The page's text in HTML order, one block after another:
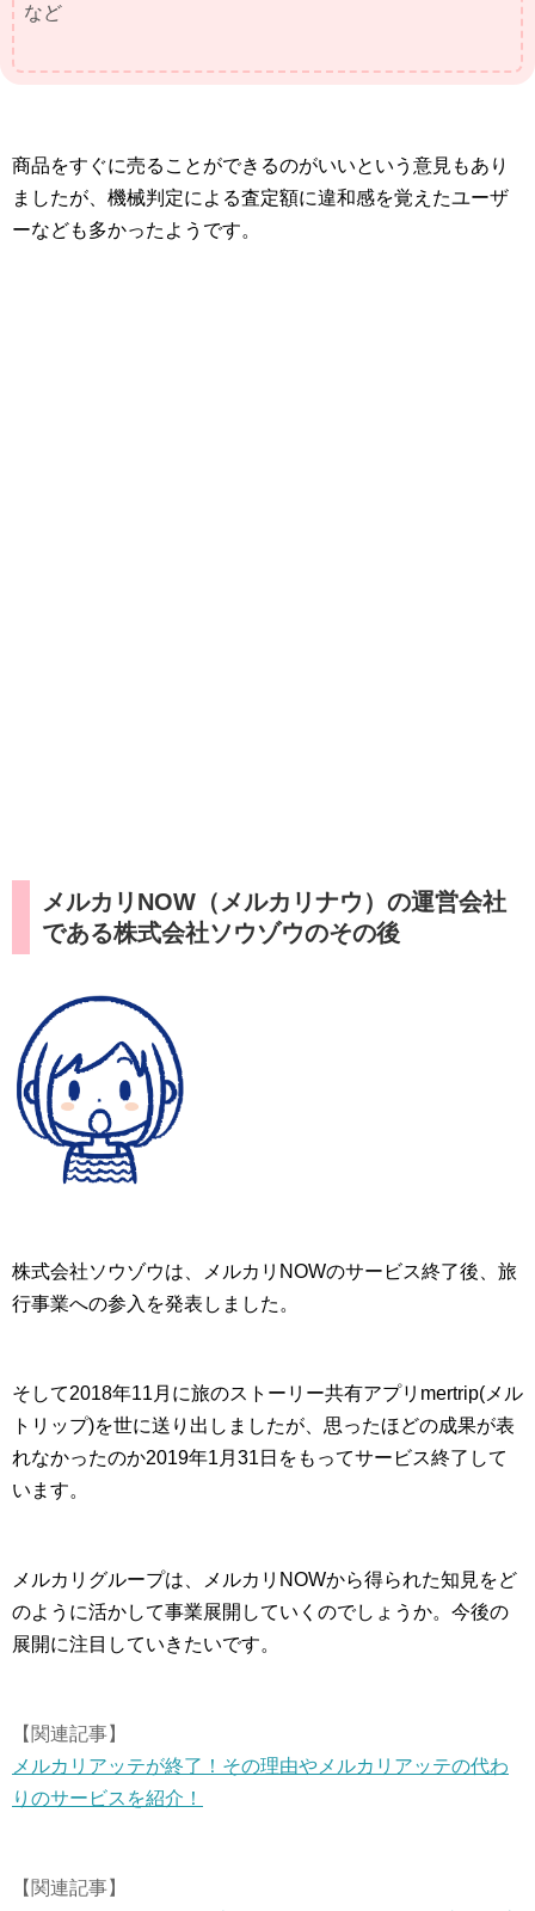
など
商品をすぐに売ることができるのがいいという意見もあり
ましたが、機械判定による査定額に違和感を覚えたユーザ
ーなども多かったようです。
メルカリNOW（メルカリナウ）の運営会社
である株式会社ソウゾウのその後
株式会社ソウゾウは、メルカリNOWのサービス終了後、旅
行事業への参入を発表しました。
そして2018年11月に旅のストーリー共有アプリmertrip(メル
トリップ)を世に送り出しましたが、思ったほどの成果が表
れなかったのか2019年1月31日をもってサービス終了して
います。
メルカリグループは、メルカリNOWから得られた知見をど
のように活かして事業展開していくのでしょうか。今後の
展開に注目していきたいです。
【関連記事】
メルカリアッテが終了！その理由やメルカリアッテの代わ
りのサービスを紹介！
【関連記事】